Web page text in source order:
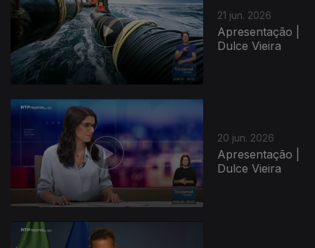
21 jun. 2026
Apresentação |
Dulce Vieira
20 jun. 2026
Apresentação |
Dulce Vieira